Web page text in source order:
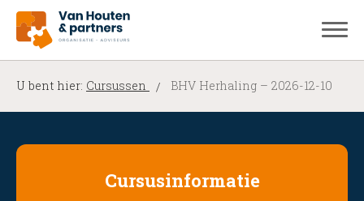
U bent hier: Cursussen BHV Herhaling – 2026-12-10
Cursusinformatie